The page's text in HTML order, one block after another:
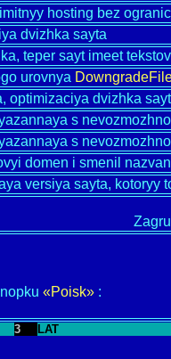
hosting bez
dvizhka sayta
teper sayt imeet
urovnya
optimizaciya dvizhka
s
s
domen i smenil
versiya sayta, kotoryy
«Poisk» :
3 LAT